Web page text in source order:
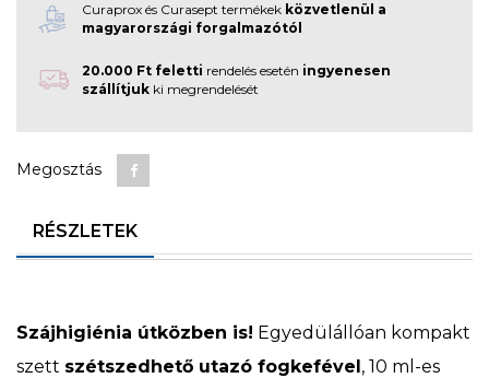
Curaprox és Curasept termékek közvetlenül a
magyarországi forgalmazótól
20.000 Ft feletti rendelés esetén ingyenesen
szállítjuk ki megrendelését
Megosztás
RÉSZLETEK
Szájhigiénia útközben is! Egyedülállóan kompakt
szett szétszedhető utazó fogkefével, 10 ml-es